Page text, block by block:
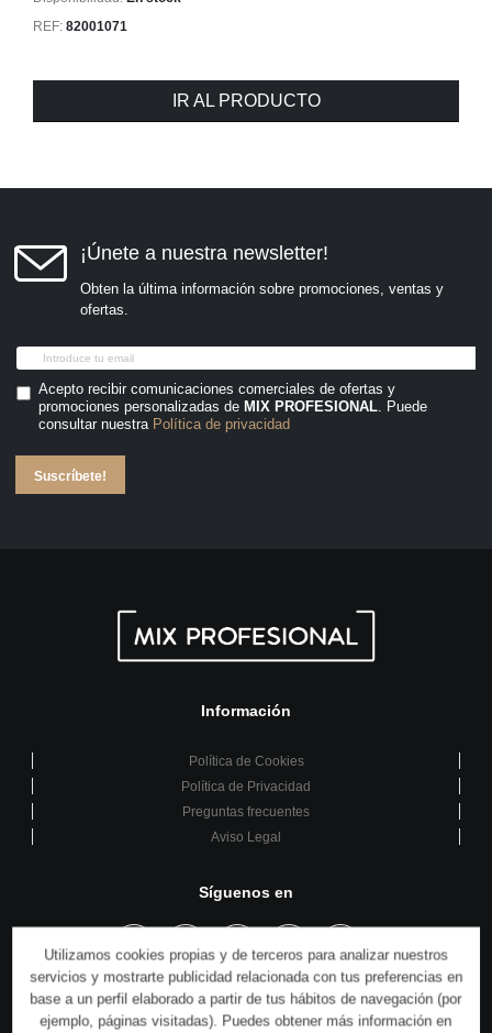
Utilizamos cookies propias y de terceros para analizar nuestros
servicios y mostrarte publicidad relacionada con tus preferencias en
base a un perfil elaborado a partir de tus hábitos de navegación (por
ejemplo, páginas visitadas). Puedes obtener más información en
REF: 82001071
IR AL PRODUCTO
¡Únete a nuestra newsletter!
Obten la última información sobre promociones, ventas y
ofertas.
Acepto recibir comunicaciones comerciales de ofertas y
promociones personalizadas de MIX PROFESIONAL . Puede
consultar nuestra Política de privacidad
Suscríbete!
Información
Política de Cookies
Política de Privacidad
Preguntas frecuentes
Aviso Legal
Síguenos en
También puedes encontrarnos en: